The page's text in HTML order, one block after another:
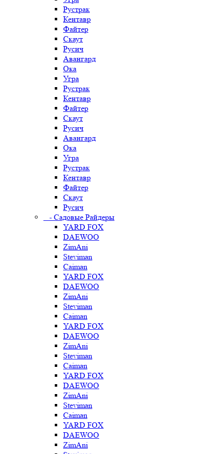
Рустрак
Кентавр
Файтер
Скаут
Русич
Авангард
Ока
Угра
Рустрак
Кентавр
Файтер
Скаут
Русич
Авангард
Ока
Угра
Рустрак
Кентавр
Файтер
Скаут
Русич
- Садовые Райдеры
YARD FOX
DAEWOO
ZimAni
Steviman
Caiman
YARD FOX
DAEWOO
ZimAni
Steviman
Caiman
YARD FOX
DAEWOO
ZimAni
Steviman
Caiman
YARD FOX
DAEWOO
ZimAni
Steviman
Caiman
YARD FOX
DAEWOO
ZimAni